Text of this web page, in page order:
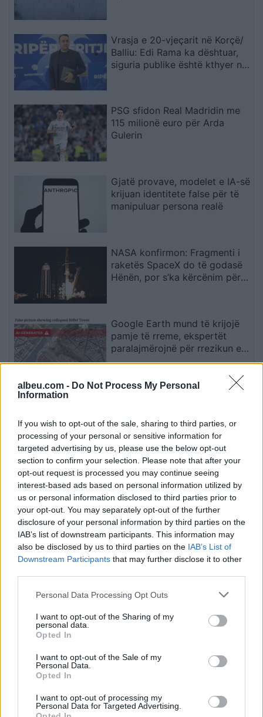
albeu.com - Do Not Process My Personal
Information
If you wish to opt-out of the sale, sharing to third parties, or
processing of your personal or sensitive information for
targeted advertising by us, please use the below opt-out
section to confirm your selection. Please note that after your
opt-out request is processed you may continue seeing
interest-based ads based on personal information utilized by
us or personal information disclosed to third parties prior to
your opt-out. You may separately opt-out of the further
disclosure of your personal information by third parties on the
IAB’s list of downstream participants. This information may
also be disclosed by us to third parties on the IAB’s List of
Downstream Participants that may further disclose it to other
Personal Data Processing Opt Outs
I want to opt-out of the Sharing of my
personal data.
Opted In
I want to opt-out of the Sale of my
Personal Data.
Opted In
I want to opt-out of processing my
Personal Data for Targeted Advertising.
Vrasja e 20-vjeçarit në Korçë/
Balliu: Edi Rama ka dështuar,
siguria publike është kthyer në
PSG sfidon Real Madridin me
115 milionë euro për Arda
Gulerin
Gjatë provave, modelet e IA-së
krijuan identitete false për të
manipuluar persona realë
NASA konfirmon: Fragmenti i
raketës SpaceX do të godasë
Hënën, por s’ka kërcënim për
Google Earth mund të krijojë
pamje të rreme, ekspertët
paralajmërojnë për rrezikun e
dezinformimit
Situata mund të dalë jashtë
kërkojnë frenimin e zhvillimit të
IA-së
Esim for Global
Esim for USA | Esim for Italy
for Turkey|Esim for Germany|Esim for Greece|